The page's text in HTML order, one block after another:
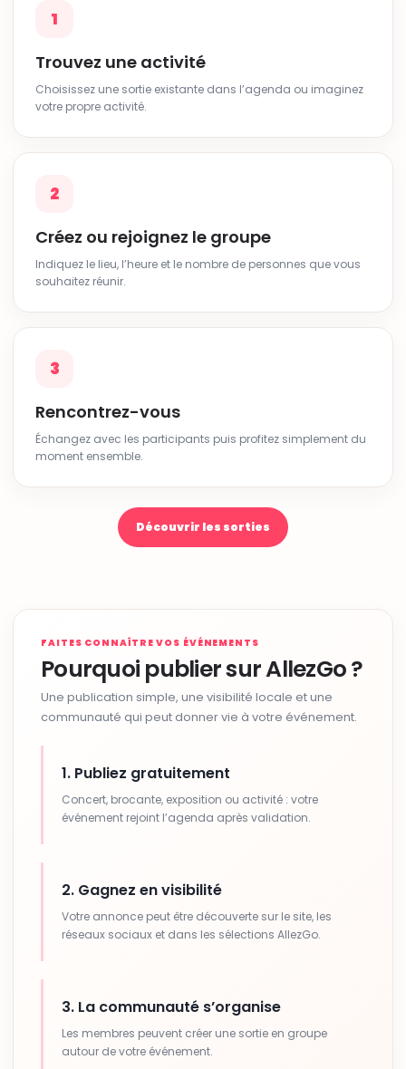
1
Trouvez une activité
Choisissez une sortie existante dans l’agenda ou imaginez
votre propre activité.
2
Créez ou rejoignez le groupe
Indiquez le lieu, l’heure et le nombre de personnes que vous
souhaitez réunir.
3
Rencontrez-vous
Échangez avec les participants puis profitez simplement du
moment ensemble.
Découvrir les sorties
FAITES CONNAÎTRE VOS ÉVÉNEMENTS
Pourquoi publier sur AllezGo ?
Une publication simple, une visibilité locale et une
communauté qui peut donner vie à votre événement.
1. Publiez gratuitement
Concert, brocante, exposition ou activité : votre
événement rejoint l’agenda après validation.
2. Gagnez en visibilité
Votre annonce peut être découverte sur le site, les
réseaux sociaux et dans les sélections AllezGo.
3. La communauté s’organise
Les membres peuvent créer une sortie en groupe
autour de votre événement.